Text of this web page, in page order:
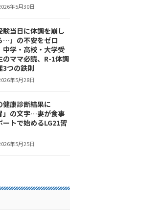
年5月30日
験当日に体調を崩し
…」の不安をゼロ
中学・高校・大学受
のママ必読、R-1体調
3つの鉄則
年5月28日
健康診断結果に
」の文字…妻が食事
ートで始めるLG21習
年5月25日